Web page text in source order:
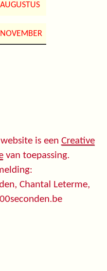
AUGUSTUS
NOVEMBER
is een Creative
van toepassing.
Chantal Leterme,